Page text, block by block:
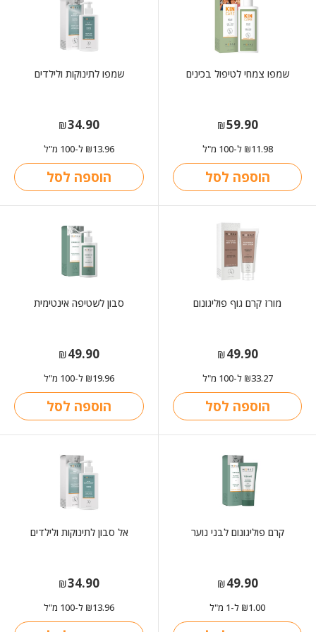
שמפו צמחי לטיפול בכינים
₪59.90
₪11.98 ל-100 מ"ל
הוספה לסל
שמפו לתינוקות ולילדים
₪34.90
₪13.96 ל-100 מ"ל
הוספה לסל
מורז קרם גוף פוליגונום
₪49.90
₪33.27 ל-100 מ"ל
הוספה לסל
סבון לשטיפה אינטימית
₪49.90
₪19.96 ל-100 מ"ל
הוספה לסל
קרם פוליגונום לבני נוער
₪49.90
₪1.00 ל-1 מ"ל
אל סבון לתינוקות ולילדים
₪34.90
₪13.96 ל-100 מ"ל